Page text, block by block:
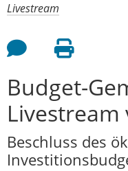
Livestream
Feedback an Autor
Seite drucken
Budget-
Livestream
Beschluss des